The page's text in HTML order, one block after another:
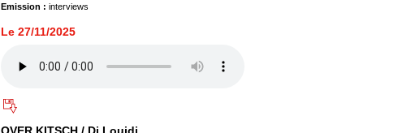
Emission : interviews
Le 27/11/2025
OVER KITSCH / Dj Louidj